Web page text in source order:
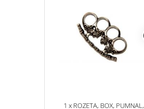
Accesorii costume copii
Plusuri roblox, rainbow friend
Gaming, Carti & Birotica1 x ROZETA, BOX, PUMNAL,